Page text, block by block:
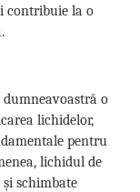
contribuie la o
o
lichidelor,
pentru
lichidul de
schimbate